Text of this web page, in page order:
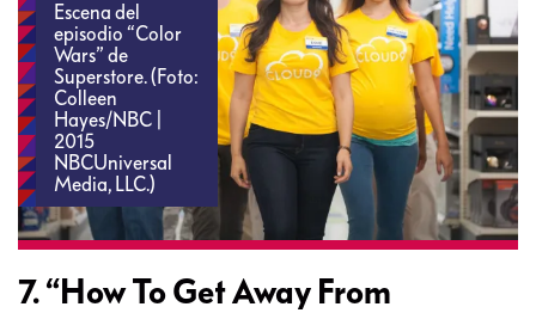
Escena del
episodio “Color
Wars” de
Superstore. (Foto:
Colleen
Hayes/NBC |
2015
NBCUniversal
Media, LLC.)
7. “How To Get Away From